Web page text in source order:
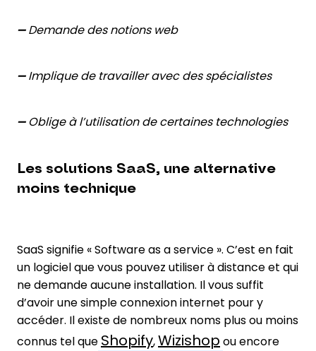
➖ Demande des notions web
➖ Implique de travailler avec des spécialistes
➖ Oblige à l’utilisation de certaines technologies
Les solutions SaaS, une alternative
moins technique
SaaS signifie « Software as a service ». C’est en fait
un logiciel que vous pouvez utiliser à distance et qui
ne demande aucune installation. Il vous suffit
d’avoir une simple connexion internet pour y
accéder. Il existe de nombreux noms plus ou moins
connus tel que Shopify,Wizishop ou encore